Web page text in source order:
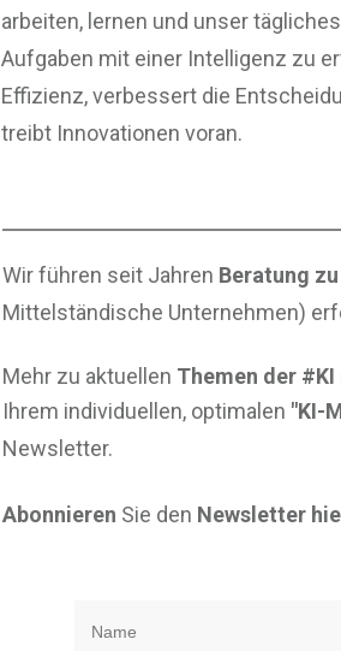
arbeiten, lernen und unser
Aufgaben mit einer Intelligenz zu
Effizienz, verbessert die
treibt Innovationen voran.
Wir führen seit Jahren Beratung zu
Mittelständische Unternehmen)
Mehr zu aktuellen Themen der #KI
Ihrem individuellen, optimalen "KI-
Newsletter.
Abonnieren Sie den Newsletter